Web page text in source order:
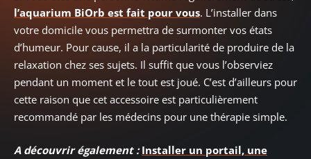
l’aquarium BiOrb est fait pour vous. L’installer dans
votre domicile vous permettra de surmonter vos états
d’humeur. Pour cause, il a la particularité de produire de la
relaxation chez ses sujets. Il suffit que vous l’observiez
pendant un moment et le tout est joué. C’est d’ailleurs pour
cette raison que cet accessoire est particulièrement
recommandé par les médecins pour une thérapie simple.
A découvrir également : Installer un portail, une